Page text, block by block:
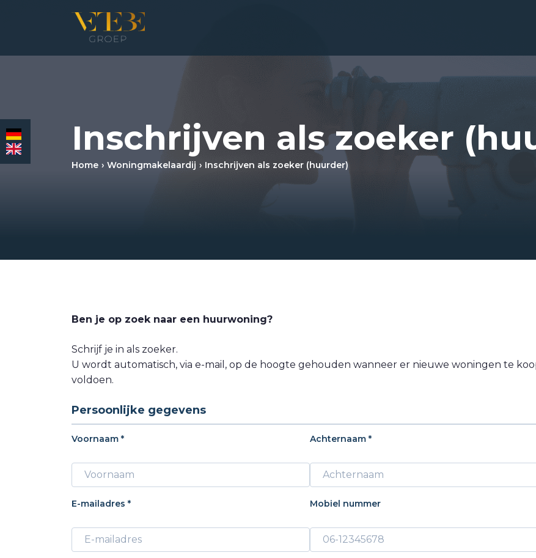
BEDRIJFS­MAKELAARDIJ
REVIEWS
AANBOD
Inschrijven als zoeker
Home Woning­makelaardij Inschrijven als zoeker (huurder)
Ben je op zoek naar een huurwoning?
Schrijf je in als zoeker.
U wordt automatisch, via e-mail, op de hoogte gehouden wanneer er nieuwe woningen te
voldoen.
Persoonlijke gegevens
Voornaam * Achternaam *
E-mailadres * Mobiel nummer